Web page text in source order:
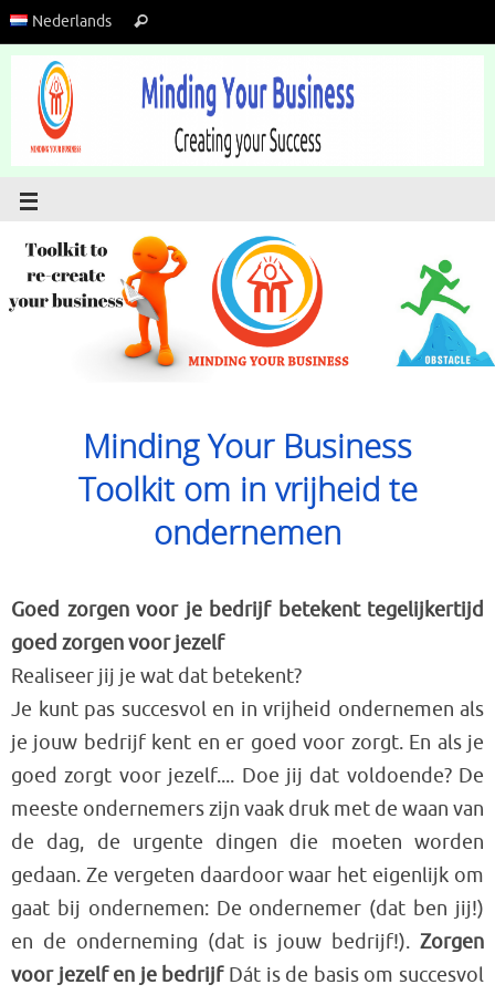
Nederlands
Minding Your Business
Toolkit om in vrijheid te
ondernemen
Goed zorgen voor je bedrijf betekent tegelijkertijd
goed zorgen voor jezelf
Realiseer jij je wat dat betekent?
Je kunt pas succesvol en in vrijheid ondernemen als
je jouw bedrijf kent en er goed voor zorgt. En als je
goed zorgt voor jezelf.... Doe jij dat voldoende? De
meeste ondernemers zijn vaak druk met de waan van
de dag, de urgente dingen die moeten worden
gedaan. Ze vergeten daardoor waar het eigenlijk om
gaat bij ondernemen: De ondernemer (dat ben jij!)
en de onderneming (dat is jouw bedrijf!). Zorgen
voor jezelf en je bedrijfDát is de basis om succesvol